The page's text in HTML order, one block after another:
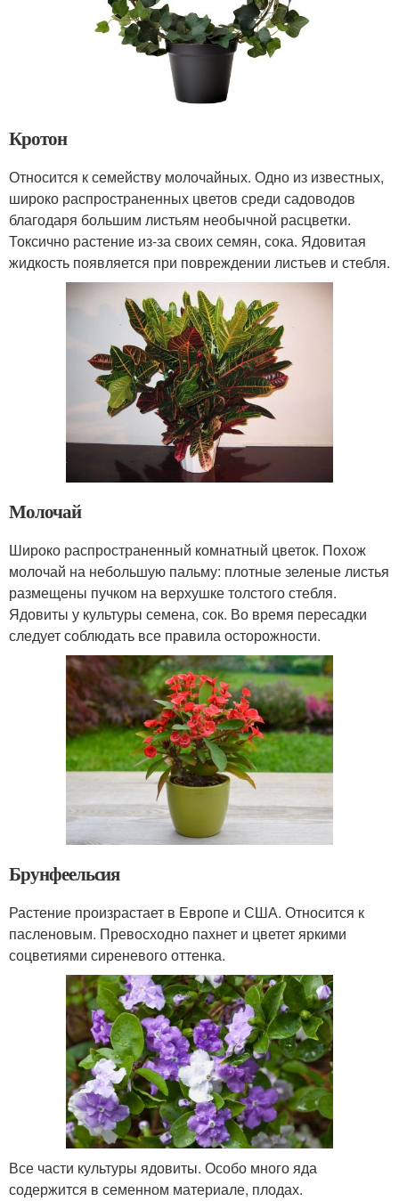
Кротон
Относится к семейству молочайных. Одно из известных,
широко распространенных цветов среди садоводов
благодаря большим листьям необычной расцветки.
Токсично растение из-за своих семян, сока. Ядовитая
жидкость появляется при повреждении листьев и стебля.
Молочай
Широко распространенный комнатный цветок. Похож
молочай на небольшую пальму: плотные зеленые листья
размещены пучком на верхушке толстого стебля.
Ядовиты у культуры семена, сок. Во время пересадки
следует соблюдать все правила осторожности.
Брунфеельсия
Растение произрастает в Европе и США. Относится к
пасленовым. Превосходно пахнет и цветет яркими
соцветиями сиреневого оттенка.
Все части культуры ядовиты. Особо много яда
содержится в семенном материале, плодах.